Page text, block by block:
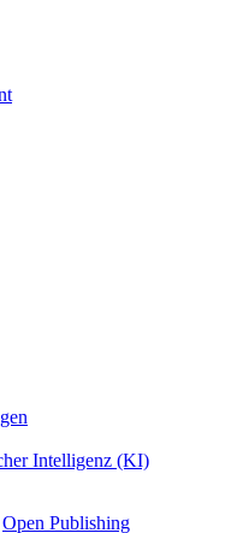
Intelligenz (KI)
Open Publishing